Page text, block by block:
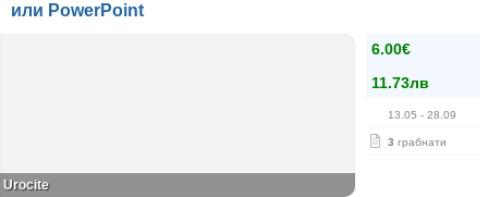
или PowerPoint
6.00€
11.73лв
13.05 - 28.09
3 грабнати
Urocite